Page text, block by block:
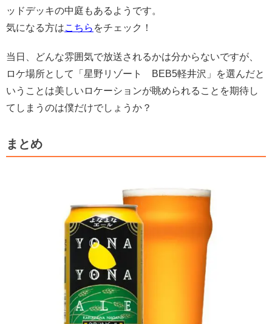
ッドデッキの中庭もあるようです。
気になる方はこちら をチェック！
当日、どんな雰囲気で放送されるかは分からないですが、
ロケ場所として「星野リゾート BEB5軽井沢」を選んだと
いうことは美しいロケーションが眺められることを期待し
てしまうのは僕だけでしょうか？
まとめ